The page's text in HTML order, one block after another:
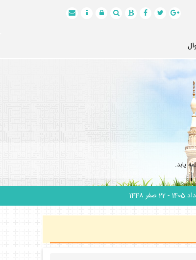
يابد.
- 22 صفر 1448